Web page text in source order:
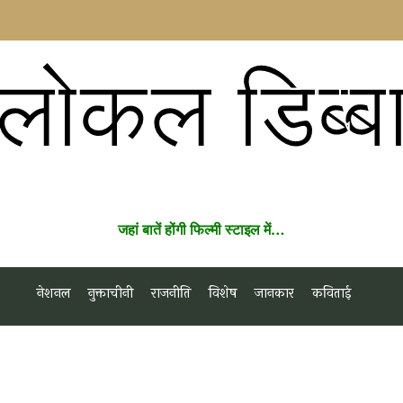
जहां बातें होंगी फिल्मी स्टाइल में…
नेशनल नुक्ताचीनी राजनीति विशेष जानकार कविताई